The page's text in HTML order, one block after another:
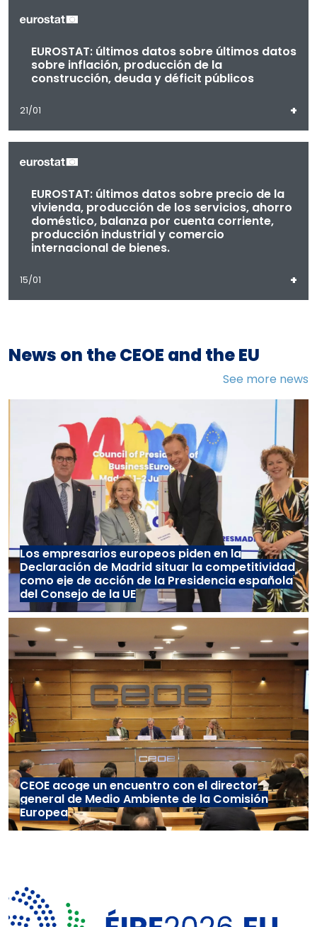
EUROSTAT: últimos datos sobre últimos datos
sobre inflación, producción de la
construcción, deuda y déficit públicos
21/01 +
EUROSTAT: últimos datos sobre precio de la
vivienda, producción de los servicios, ahorro
doméstico, balanza por cuenta corriente,
producción industrial y comercio
internacional de bienes.
15/01 +
News on the CEOE and the EU
See more news
Los empresarios europeos piden en la
Declaración de Madrid situar la competitividad
como eje de acción de la Presidencia española
del Consejo de la UE
CEOE acoge un encuentro con el director
general de Medio Ambiente de la Comisión
Europea